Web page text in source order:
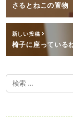
さるとねこの置物
新しい投稿
椅子に座っている
検
索